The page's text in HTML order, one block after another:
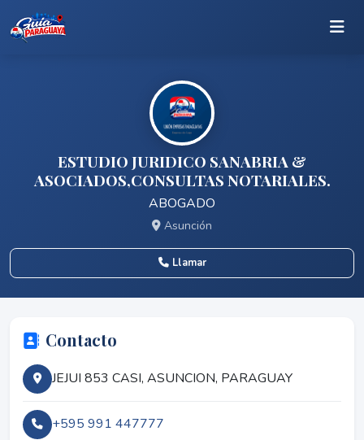
ESTUDIO JURIDICO SANABRIA &
ASOCIADOS,CONSULTAS NOTARIALES.
ABOGADO
Asunción
Llamar
Contacto
JEJUI 853 CASI, ASUNCION, PARAGUAY
+595 991 447777